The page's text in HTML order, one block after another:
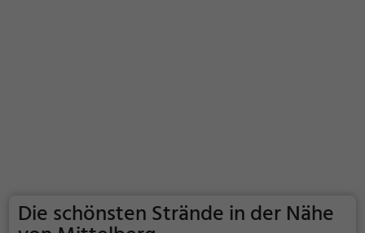
Die schönsten Strände in der Nähe